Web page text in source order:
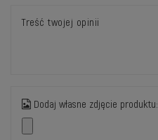
Treść twojej opinii
Dodaj własne zdjęcie produktu: